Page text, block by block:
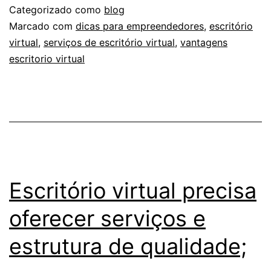
e
outras
Categorizado como blog
Marcado com dicas para empreendedores, escritório
virtual, serviços de escritório virtual, vantagens
escritorio virtual
Escritório virtual precisa
oferecer serviços e
estrutura de qualidade;